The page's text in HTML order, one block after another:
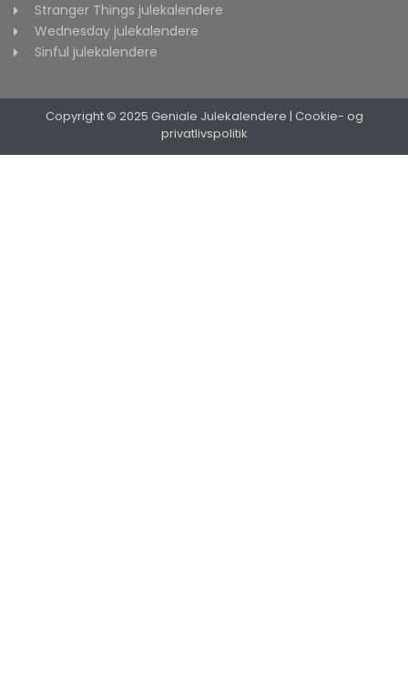
Stranger Things julekalendere
Wednesday julekalendere
Sinful julekalendere
Copyright © 2025 Geniale Julekalendere | Cookie- og
privatlivspolitik